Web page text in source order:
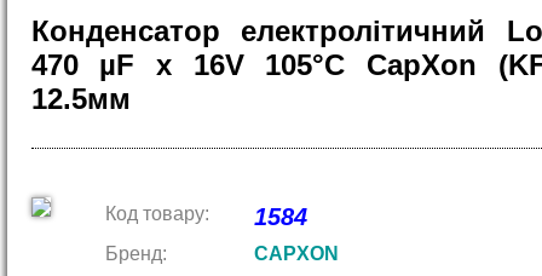
Конденсатор електролітичний
470 µF x 16V 105°C CapXon
12.5мм
Код товару: 1584
Бренд: CAPXON